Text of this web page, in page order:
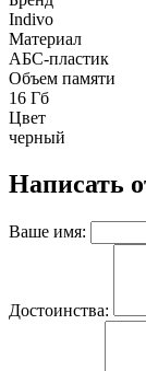
Indivo
Материал
АБС-пластик
Объем памяти
16 Гб
Цвет
черный
Написать
Ваше имя:
Достоинства: